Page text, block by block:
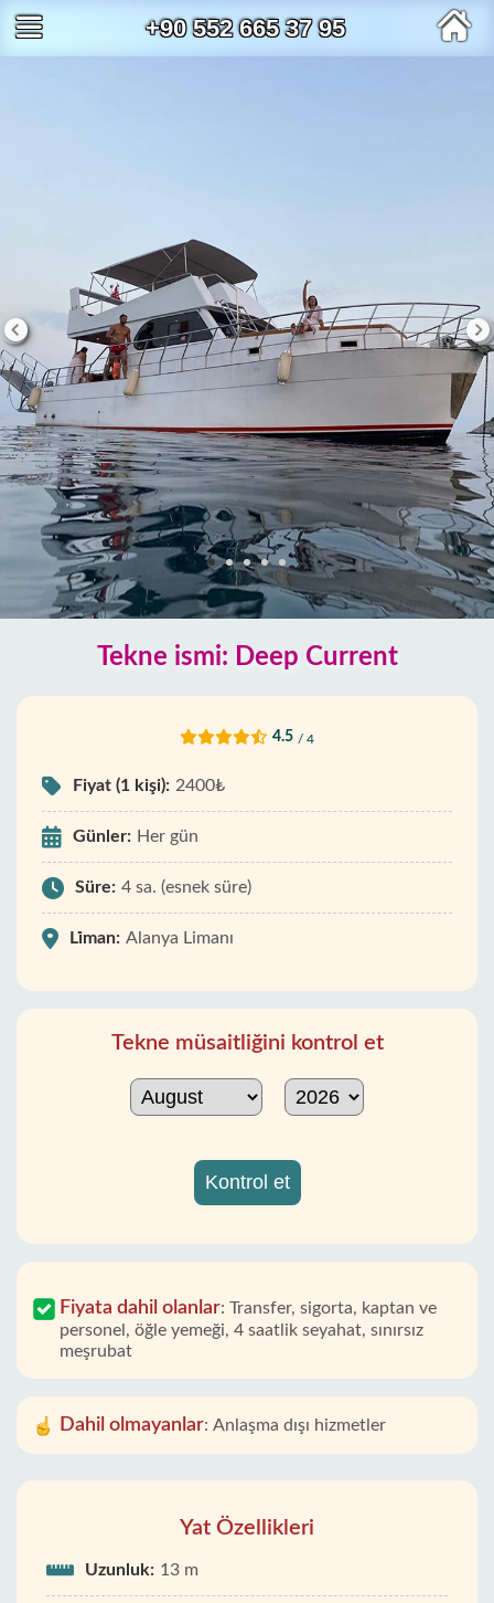
+90 552 665 37 95
Tekne ismi: Deep Current
4.5 / 4
Fiyat (1 kişi): 2400₺
Günler: Her gün
Süre: 4 sa. (esnek süre)
Li̇man: Alanya Limanı
Tekne müsaitliğini kontrol et
Kontrol et
Fiyata dahil olanlar: Transfer, sigorta, kaptan ve
personel, öğle yemeği, 4 saatlik seyahat, sınırsız
meşrubat
Dahil olmayanlar: Anlaşma dışı hizmetler
Yat Özellikleri
Uzunluk: 13 m